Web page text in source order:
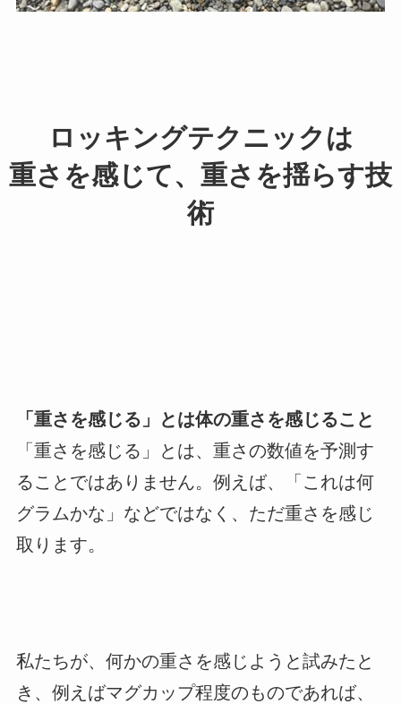
ロッキングテクニックは
重さを感じて、重さを揺らす技
術
「重さを感じる」とは体の重さを感じること
「重さを感じる」とは、重さの数値を予測す
ることではありません。例えば、「これは何
グラムかな」などではなく、ただ重さを感じ
取ります。
私たちが、何かの重さを感じようと試みたと
き、例えばマグカップ程度のものであれば、